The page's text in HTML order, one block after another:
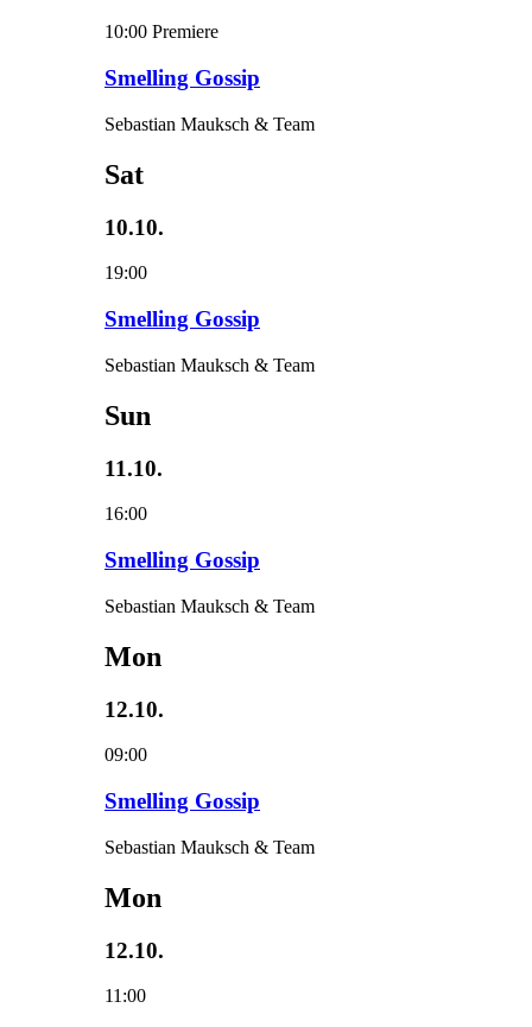
10:00 Premiere
Smelling Gossip
Sebastian Mauksch & Team
Sat
10.10.
19:00
Smelling Gossip
Sebastian Mauksch & Team
Sun
11.10.
16:00
Smelling Gossip
Sebastian Mauksch & Team
Mon
12.10.
09:00
Smelling Gossip
Sebastian Mauksch & Team
Mon
12.10.
11:00